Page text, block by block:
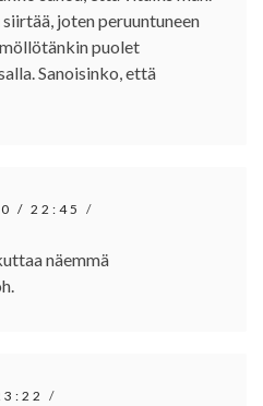
joten peruuntuneen
puolet
Sanoisinko, että
/ 22:45 /
näemmä
/